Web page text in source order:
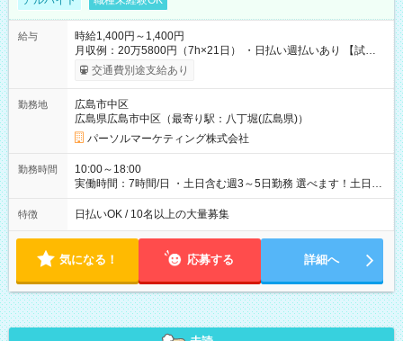
給与
時給1,400円～1,400円
月収例：20万5800円（7h×21日） ・日払い週払いあり 【試用
期間】試用期間なし
交通費別途支給あり
勤務地
広島市中区
広島県広島市中区（最寄り駅：八丁堀(広島県)）
パーソルマーケティング株式会社
勤務時間
10:00～18:00
実働時間：7時間/日 ・土日含む週3～5日勤務 選べます！土日も
休みやすい！ ・残業は有りません！
特徴 日払いOK / 10名以上の大量募集
気になる！ 応募する 詳細へ